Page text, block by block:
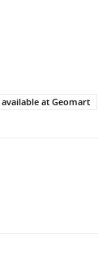
at Geomart